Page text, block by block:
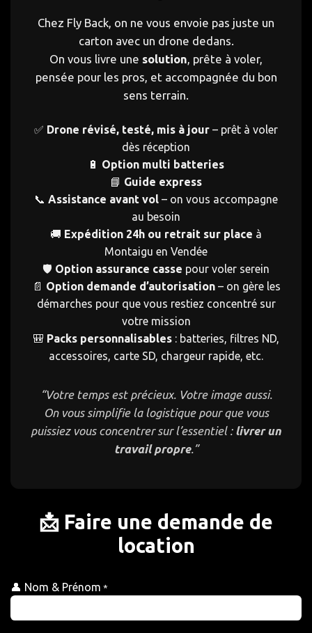
Chez Fly Back, on ne vous envoie pas juste un
carton avec un drone dedans.
On vous livre une solution, prête à voler,
pensée pour les pros, et accompagnée du bon
sens terrain.
✅ Drone révisé, testé, mis à jour – prêt à voler
dès réception
🔋 Option multi batteries
📘 Guide express
📞 Assistance avant vol – on vous accompagne
au besoin
🚚 Expédition 24h ou retrait sur place à
Montaigu en Vendée
🛡️ Option assurance casse pour voler serein
📄 Option demande d’autorisation– on gère les
démarches pour que vous restiez concentré sur
votre mission
🎒 Packs personnalisables : batteries, filtres ND,
accessoires, carte SD, chargeur rapide, etc.
“Votre temps est précieux. Votre image aussi.
On vous simplifie la logistique pour que vous
puissiez vous concentrer sur l’essentiel : livrer un
travail propre.”
📩 Faire une demande de
location
👤 Nom & Prénom *